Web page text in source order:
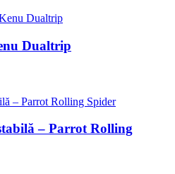
Dualtrip
– Parrot Rolling